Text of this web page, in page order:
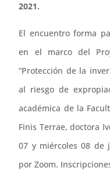
2021.
El encuentro forma
en el marco del
“Protección de la
al riesgo de
académica de la
Finis Terrae, doctora
07 y miércoles 08 de
por Zoom.